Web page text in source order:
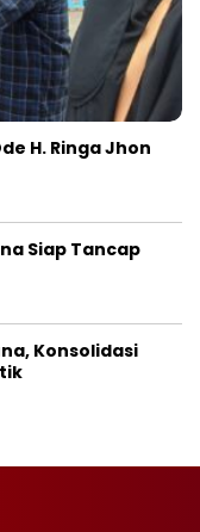
H. Ringa Jhon
Siap Tancap
Konsolidasi